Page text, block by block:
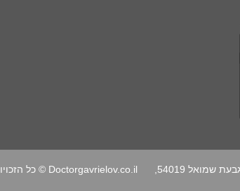
Doctorgavrielov.co.il © כל הזכויות שמורות |